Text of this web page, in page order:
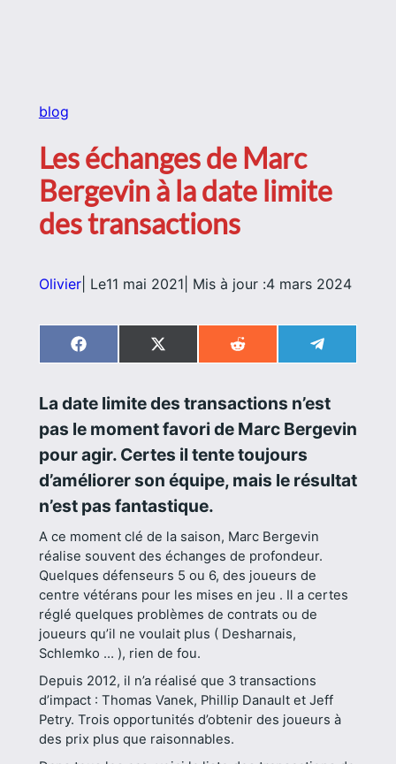
blog
Les échanges de Marc
Bergevin à la date limite
des transactions
Olivier| Le11 mai 2021 | Mis à jour :4 mars 2024
Share
on
Share
on
Share
on
Share
on
La date limite des transactions n’est
pas le moment favori de Marc Bergevin
pour agir. Certes il tente toujours
d’améliorer son équipe, mais le résultat
n’est pas fantastique.
A ce moment clé de la saison, Marc Bergevin
réalise souvent des échanges de profondeur.
Quelques défenseurs 5 ou 6, des joueurs de
centre vétérans pour les mises en jeu . Il a certes
réglé quelques problèmes de contrats ou de
joueurs qu’il ne voulait plus ( Desharnais,
Schlemko … ), rien de fou.
Depuis 2012, il n’a réalisé que 3 transactions
d’impact : Thomas Vanek, Phillip Danault et Jeff
Petry. Trois opportunités d’obtenir des joueurs à
des prix plus que raisonnables.